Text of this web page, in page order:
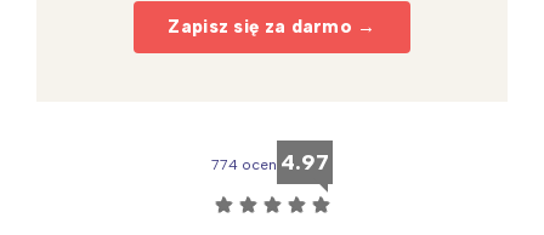
Zapisz się za darmo →
774 ocen 4.97
☆ ☆ ☆ ☆ ☆